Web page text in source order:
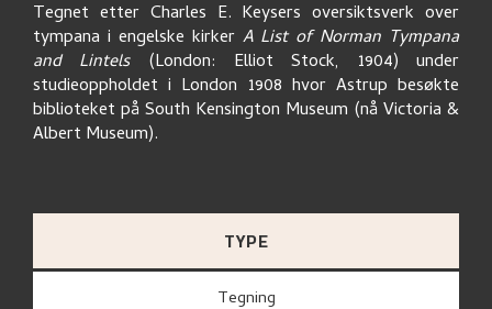
TYPE
Tegning
Tegnet etter Charles E. Keysers oversiktsverk over
tympana i engelske kirker A List of Norman Tympana
and Lintels(London: Elliot Stock, 1904) under
studieoppholdet i London 1908 hvor Astrup besøkte
biblioteket på South Kensington Museum (nå Victoria &
Albert Museum).